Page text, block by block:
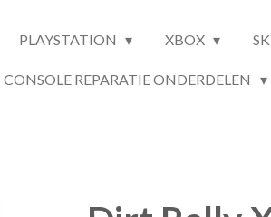
PLAYSTATION XBOX
CONSOLE REPARATIE ONDERDELEN